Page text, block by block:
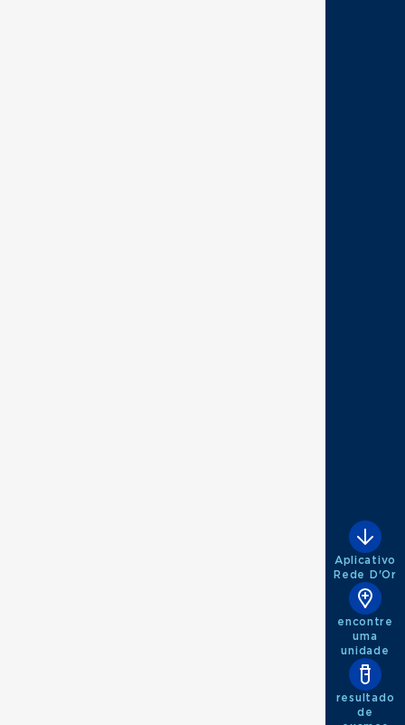
Aplicativo
Rede D'Or
encontre
uma
unidade
resultado
de